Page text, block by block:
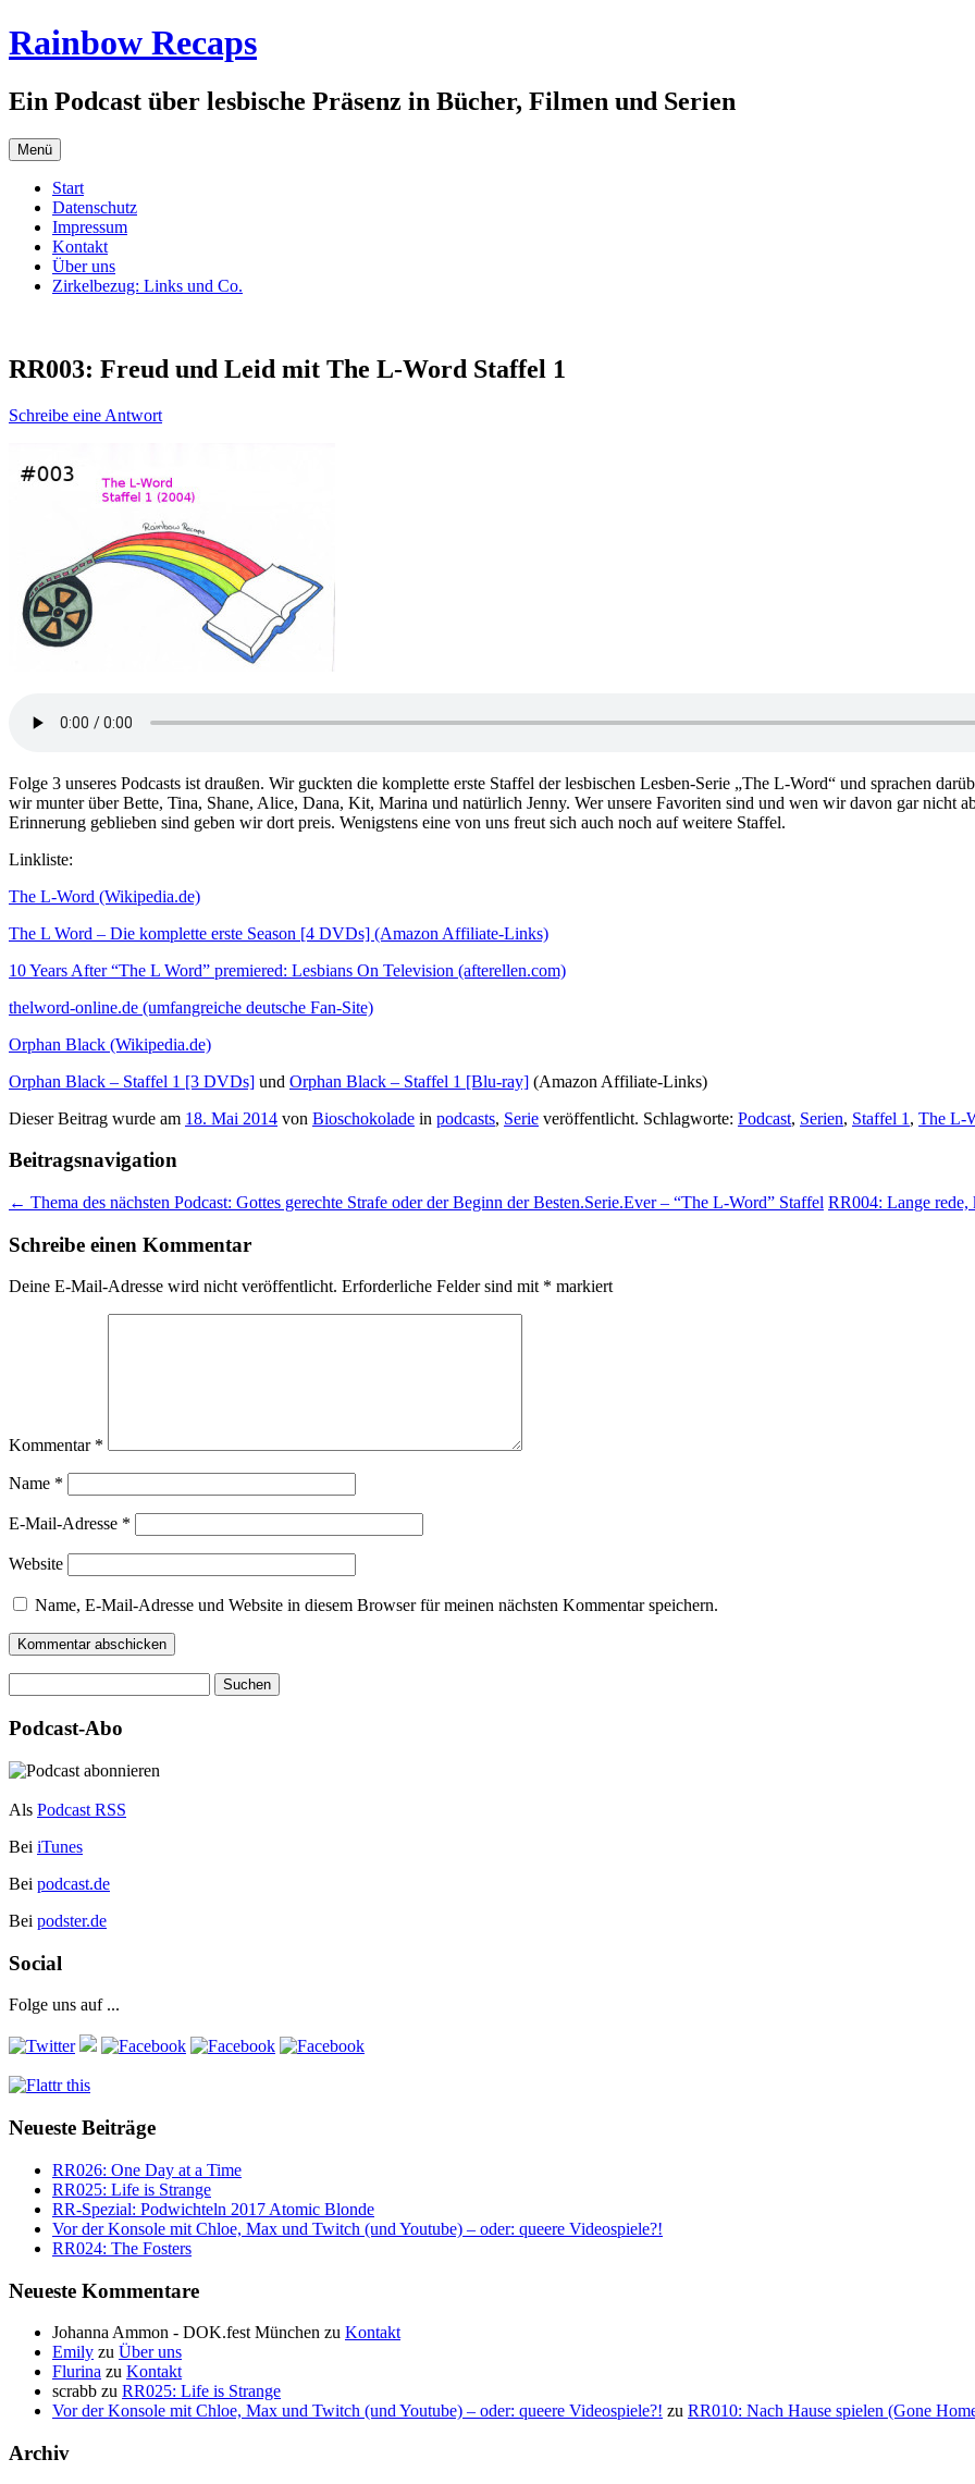
Zum
Inhalt
Rainbow Recaps
Ein Podcast über lesbische Präsenz in Bücher, Filmen und Serien
Menü
Start
Datenschutz
Impressum
Kontakt
Über uns
Zirkelbezug: Links und Co.
RR003: Freud und Leid mit The L-Word Staffel 1
Schreibe eine Antwort
Folge 3 unseres Podcasts ist draußen. Wir guckten die komplette erste Staffel der lesbischen Lesben-Serie „The L-Word“ und sprachen
wir munter über Bette, Tina, Shane, Alice, Dana, Kit, Marina und natürlich Jenny. Wer unsere Favoriten sind und wen wir davon gar nicht
Erinnerung geblieben sind geben wir dort preis. Wenigstens eine von uns freut sich auch noch auf weitere Staffel.
Linkliste:
The L-Word (Wikipedia.de)
The L Word – Die komplette erste Season [4 DVDs] (Amazon Affiliate-Links)
10 Years After “The L Word” premiered: Lesbians On Television (afterellen.com)
thelword-online.de (umfangreiche deutsche Fan-Site)
Orphan Black (Wikipedia.de)
Orphan Black – Staffel 1 [3 DVDs] und Orphan Black – Staffel 1 [Blu-ray] (Amazon Affiliate-Links)
Dieser Beitrag wurde am 18. Mai 2014 von Bioschokolade in podcasts, Serie veröffentlicht. Schlagworte: Podcast, Serien, Staffel 1 , The L-
Beitragsnavigation
← Thema des nächsten Podcast: Gottes gerechte Strafe oder der Beginn der Besten.Serie.Ever – “The L-Word” Staffel RR004: Lange
Schreibe einen Kommentar
Deine E-Mail-Adresse wird nicht veröffentlicht. Erforderliche Felder sind mit * markiert
Kommentar *
Name *
E-Mail-Adresse *
Website
Name, E-Mail-Adresse und Website in diesem Browser für meinen nächsten Kommentar speichern.
nach:
Podcast-Abo
Als Podcast RSS
Bei iTunes
Bei podcast.de
Bei podster.de
Social
Folge uns auf ...
Neueste Beiträge
RR026: One Day at a Time
RR025: Life is Strange
RR-Spezial: Podwichteln 2017 Atomic Blonde
Vor der Konsole mit Chloe, Max und Twitch (und Youtube) – oder: queere Videospiele?!
RR024: The Fosters
Neueste Kommentare
Johanna Ammon - DOK.fest München zu Kontakt
Emily zu Über uns
Flurina zu Kontakt
scrabb zu RR025: Life is Strange
Vor der Konsole mit Chloe, Max und Twitch (und Youtube) – oder: queere Videospiele?! zu RR010: Nach Hause spielen (Gone
Archiv